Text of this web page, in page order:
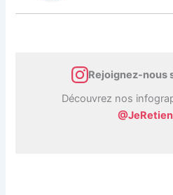
Rejoignez-nous
Découvrez nos